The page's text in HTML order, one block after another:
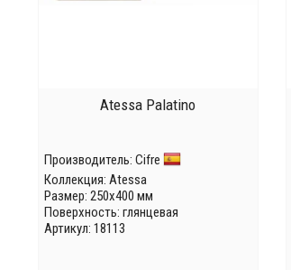
Atessa Palatino
Производитель: Cifre
Коллекция: Atessa
Размер: 250x400 мм
Поверхность: глянцевая
Артикул: 18113